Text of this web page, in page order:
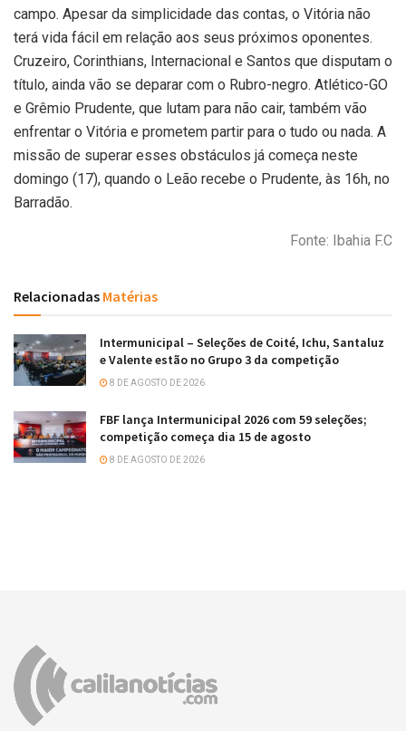
campo. Apesar da simplicidade das contas, o Vitória não
terá vida fácil em relação aos seus próximos oponentes.
Cruzeiro, Corinthians, Internacional e Santos que disputam o
título, ainda vão se deparar com o Rubro-negro. Atlético-GO
e Grêmio Prudente, que lutam para não cair, também vão
enfrentar o Vitória e prometem partir para o tudo ou nada. A
missão de superar esses obstáculos já começa neste
domingo (17), quando o Leão recebe o Prudente, às 16h, no
Barradão.
Fonte: Ibahia F.C
Relacionadas Matérias
Intermunicipal – Seleções de Coité, Ichu, Santaluz
e Valente estão no Grupo 3 da competição
8 DE AGOSTO DE 2026
FBF lança Intermunicipal 2026 com 59 seleções;
competição começa dia 15 de agosto
8 DE AGOSTO DE 2026